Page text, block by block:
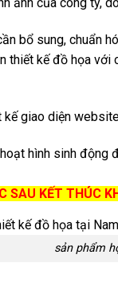
bổ sung, chuẩn
thiết kế đồ họa
giao diện
hình sinh động
SAU KẾT THÚC
sản phẩm